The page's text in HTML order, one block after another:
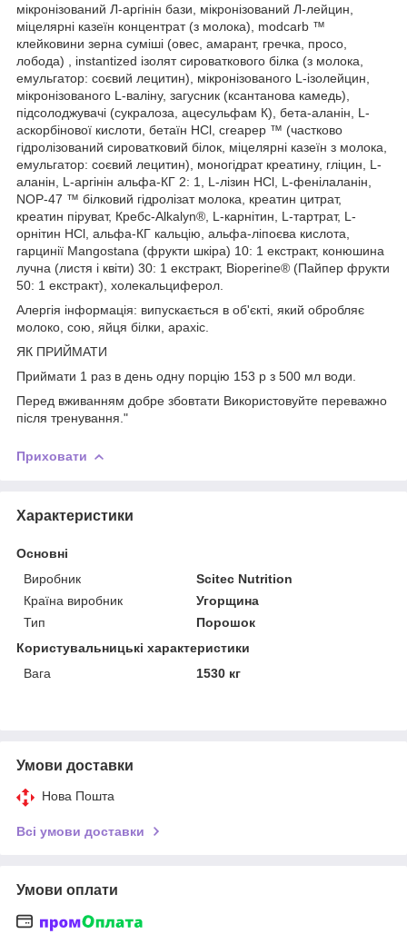
мікронізований Л-аргінін бази, мікронізований Л-лейцин,
міцелярні казеїн концентрат (з молока), modcarb ™
клейковини зерна суміші (овес, амарант, гречка, просо,
лобода) , instantized ізолят сироваткового білка (з молока,
емульгатор: соєвий лецитин), мікронізованого L-ізолейцин,
мікронізованого L-валіну, загусник (ксантанова камедь),
підсолоджувачі (сукралоза, ацесульфам К), бета-аланін, L-
аскорбінової кислоти, бетаїн HCl, creapep ™ (частково
гідролізований сироватковий білок, міцелярні казеїн з молока,
емульгатор: соєвий лецитин), моногідрат креатину, гліцин, L-
аланін, L-аргінін альфа-КГ 2: 1, L-лізин HCl, L-фенілаланін,
NOP-47 ™ білковий гідролізат молока, креатин цитрат,
креатин піруват, Кребс-Alkalyn®, L-карнітин, L-тартрат, L-
орнітин HCl, альфа-КГ кальцію, альфа-ліпоєва кислота,
гарцинії Mangostana (фрукти шкіра) 10: 1 екстракт, конюшина
лучна (листя і квіти) 30: 1 екстракт, Bioperine® (Пайпер фрукти
50: 1 екстракт), холекальциферол.
Алергія інформація: випускається в об'єкті, який обробляє
молоко, сою, яйця білки, арахіс.
ЯК ПРИЙМАТИ
Приймати 1 раз в день одну порцію 153 р з 500 мл води.
Перед вживанням добре збовтати Використовуйте переважно
після тренування."
Приховати
Характеристики
Основні
Виробник
Scitec Nutrition
Країна виробник
Угорщина
Тип
Порошок
Користувальницькі характеристики
Вага
1530 кг
Умови доставки
Нова Пошта
Всі умови доставки
Умови оплати